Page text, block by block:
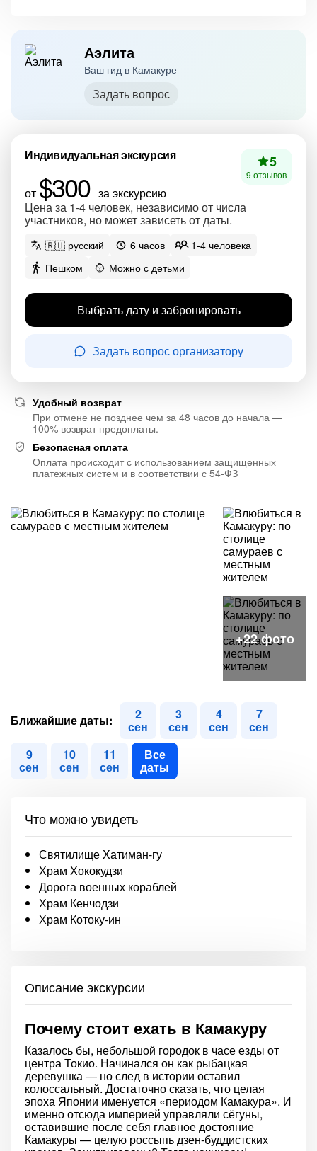
Аэлита
Ваш гид в Камакуре
Задать вопрос
Индивидуальная экскурсия
от $300 за экскурсию
Цена за 1-4 человек, независимо от числа
участников, но может зависеть от даты.
5
9 отзывов
🇷🇺 русский 6 часов
1-4 человека
Пешком
Можно с детьми
Выбрать дату и забронировать
Задать вопрос организатору
Удобный возврат
При отмене не позднее чем за 48 часов до начала —
100% возврат предоплаты.
Безопасная оплата
Оплата происходит с использованием защищенных
платежных систем и в соответствии с 54-ФЗ
Ближайшие даты: 2
сен
3
сен
4
сен
7
сен
9
сен
10
сен
11
сен
Все
даты
Что можно увидеть
Святилище Хатиман-гу
Храм Хококудзи
Дорога военных кораблей
Храм Кенчодзи
Храм Котоку-ин
Описание экскурсии
Почему стоит ехать в Камакуру
Казалось бы, небольшой городок в часе езды от
центра Токио. Начинался он как рыбацкая
деревушка — но след в истории оставил
колоссальный. Достаточно сказать, что целая
эпоха Японии именуется «периодом Камакура». И
именно отсюда империей управляли сёгуны,
оставившие после себя главное достояние
Камакуры — целую россыпь дзен-буддистских